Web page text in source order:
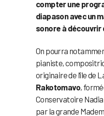
compter une
diapason avec un
sonore à découvrir
On pourra
pianiste,
originaire de l’île de
Rakotomavo,
Conservatoire
par la grande